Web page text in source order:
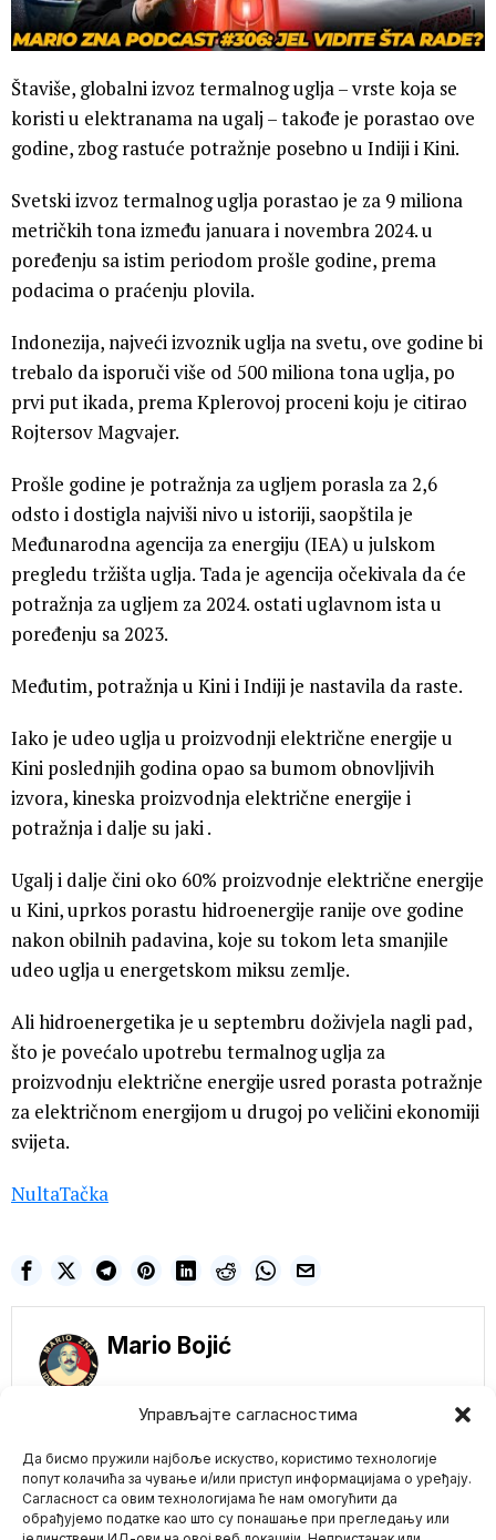
Управљајте сагласностима
Да бисмо пружили најбоље искуство, користимо технологије
попут колачића за чување и/или приступ информацијама о уређају.
Сагласност са овим технологијама ће нам омогућити да
обрађујемо податке као што су понашање при прегледању или
Štaviše, globalni izvoz termalnog uglja – vrste koja se
koristi u elektranama na ugalj – takođe je porastao ove
godine, zbog rastuće potražnje posebno u Indiji i Kini.
Svetski izvoz termalnog uglja porastao je za 9 miliona
metričkih tona između januara i novembra 2024. u
poređenju sa istim periodom prošle godine, prema
podacima o praćenju plovila.
Indonezija, najveći izvoznik uglja na svetu, ove godine bi
trebalo da isporuči više od 500 miliona tona uglja, po
prvi put ikada, prema Kplerovoj proceni koju je citirao
Rojtersov Magvajer.
Prošle godine je potražnja za ugljem porasla za 2,6
odsto i dostigla najviši nivo u istoriji, saopštila je
Međunarodna agencija za energiju (IEA) u julskom
pregledu tržišta uglja. Tada je agencija očekivala da će
potražnja za ugljem za 2024. ostati uglavnom ista u
poređenju sa 2023.
Međutim, potražnja u Kini i Indiji je nastavila da raste.
Iako je udeo uglja u proizvodnji električne energije u
Kini poslednjih godina opao sa bumom obnovljivih
izvora, kineska proizvodnja električne energije i
potražnja i dalje su jaki .
Ugalj i dalje čini oko 60% proizvodnje električne energije
u Kini, uprkos porastu hidroenergije ranije ove godine
nakon obilnih padavina, koje su tokom leta smanjile
udeo uglja u energetskom miksu zemlje.
Ali hidroenergetika je u septembru doživjela nagli pad,
što je povećalo upotrebu termalnog uglja za
proizvodnju električne energije usred porasta potražnje
za električnom energijom u drugoj po veličini ekonomiji
svijeta.
NultaTačka
Mario Bojić
Egipatski zvaničnici
otkazali koncert
Trevisa Skota kod
piramida u Gizi zbog
„satanističkih rituala“